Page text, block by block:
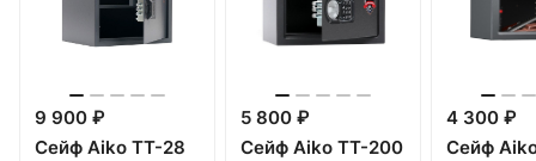
9 900 ₽
Сейф Aiko TT-28
5 800 ₽
Сейф Aiko TT-200
4 300 ₽
Сейф